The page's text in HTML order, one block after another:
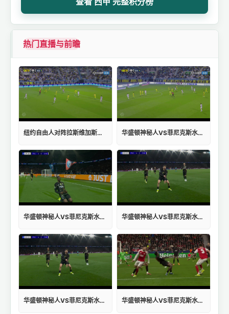
热门直播与前瞻
纽约自由人对阵拉斯维加斯王牌高清直播 华盛顿神秘人VS菲尼克斯水星直播在线观看
华盛顿神秘人VS菲尼克斯水星在线观看免费 华盛顿神秘人VS菲尼克斯水星入口
华盛顿神秘人VS菲尼克斯水星高清直播 华盛顿神秘人VS菲尼克斯水星赛程